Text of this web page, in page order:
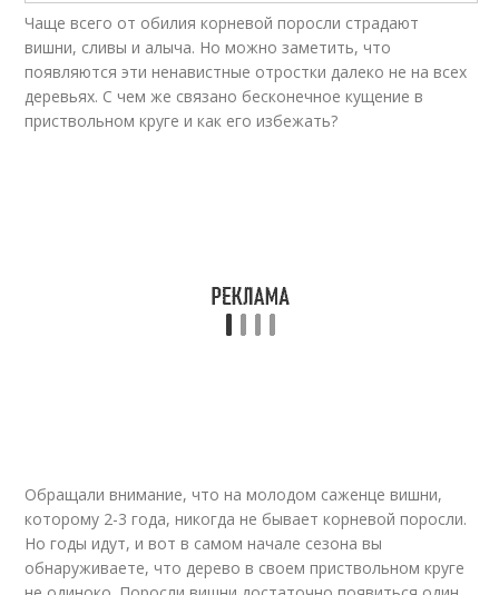
Чаще всего от обилия корневой поросли страдают
вишни, сливы и алыча. Но можно заметить, что
появляются эти ненавистные отростки далеко не на всех
деревьях. С чем же связано бесконечное кущение в
приствольном круге и как его избежать?
Обращали внимание, что на молодом саженце вишни,
которому 2-3 года, никогда не бывает корневой поросли.
Но годы идут, и вот в самом начале сезона вы
обнаруживаете, что дерево в своем приствольном круге